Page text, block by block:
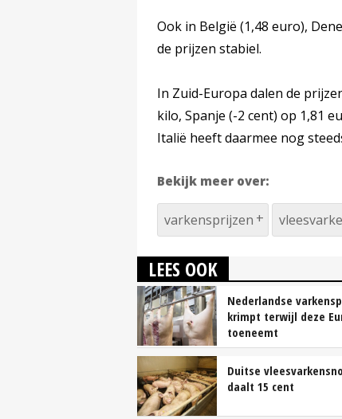
Ook in België (1,48 euro),
de prijzen stabiel.
In Zuid-Europa dalen de
kilo, Spanje (-2 cent) op 1,81
Italië heeft daarmee nog
Bekijk meer over:
varkensprijzen
LEES OOK
Nederlandse
krimpt terwijl deze
toeneemt
Duitse
daalt 15 cent